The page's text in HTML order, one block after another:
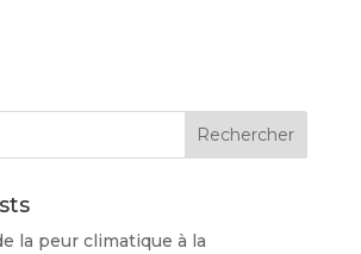
la peur climatique à la